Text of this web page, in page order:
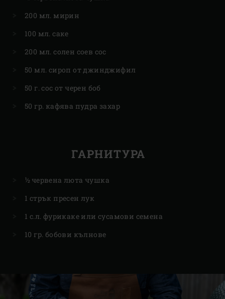
200 мл. мирин
100 мл. саке
200 мл. солен соев сос
50 мл. сироп от джинджифил
50 г. сос от черен боб
50 гр. кафява пудра захар
ГАРНИТУРА
½ червена люта чушка
1 стрък пресен лук
1 с.л. фурикаке или сусамови семена
10 гр. бобови кълнове